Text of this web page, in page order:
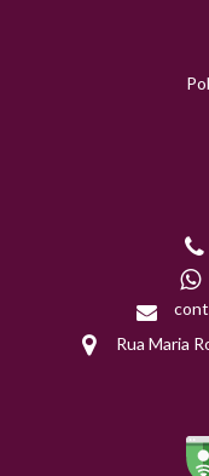
Rua Maria